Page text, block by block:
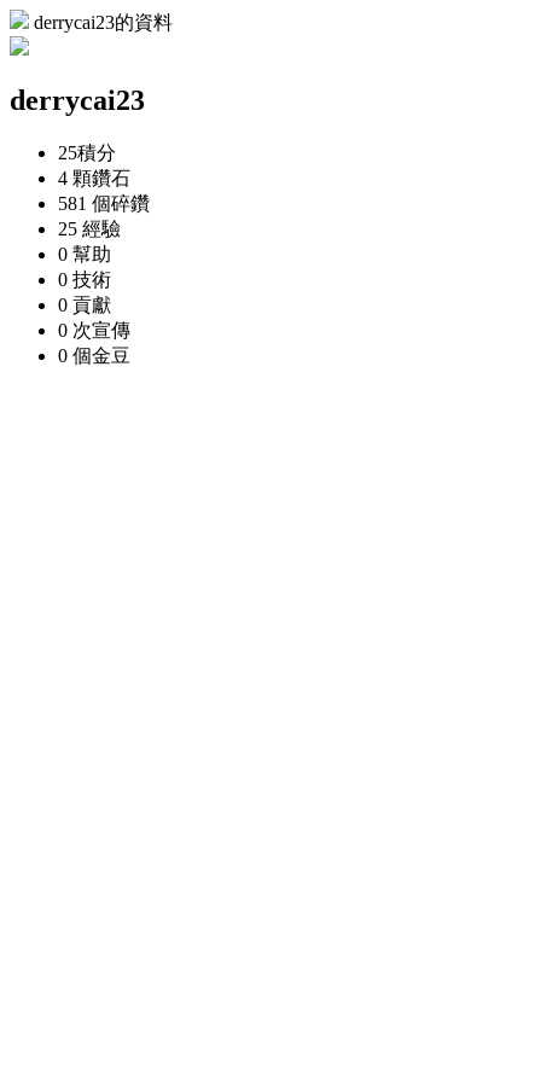
derrycai23的資料
derrycai23
25積分
4 顆鑽石
581 個碎鑽
25 經驗
0 幫助
0 技術
0 貢獻
0 次宣傳
0 個金豆